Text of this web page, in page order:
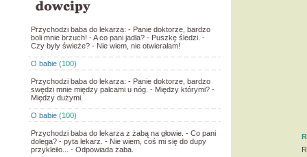
Przychodzi baba do lekarza: - Panie doktorze, bardzo
boli mnie brzuch! - A co pani jadła? - Puszkę śledzi. -
Czy były świeże? - Nie wiem, nie otwierałam!
O babie (100)
Przychodzi baba do lekarza: - Panie doktorze, bardzo
swędzi mnie między palcami u nóg. - Między którymi? -
Między dużymi.
O babie (100)
Przychodzi baba do lekarza z żabą na głowie. - Co pani
dolega? - pyta lekarz. - Nie wiem, coś mi się do dupy
przykleiło... - Odpowiada żaba.